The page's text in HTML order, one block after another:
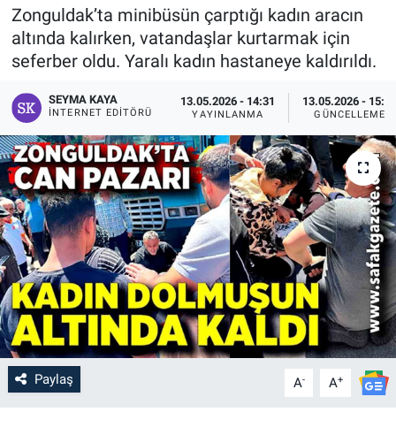
Zonguldak’ta minibüsün çarptığı kadın aracın
altında kalırken, vatandaşlar kurtarmak için
seferber oldu. Yaralı kadın hastaneye kaldırıldı.
SEYMA KAYA
İNTERNET EDITÖRÜ
13.05.2026 - 14:31
YAYINLANMA
13.05.2026 -
GÜNCELLEME
Paylaş A- A+
Kilimli
Asayiş
Spor
Resmi İlan
Süper Lig Puan Durumu ve Fikstür
Tüm Manşetler
Son Dakika Haberleri
Haber Arşivi